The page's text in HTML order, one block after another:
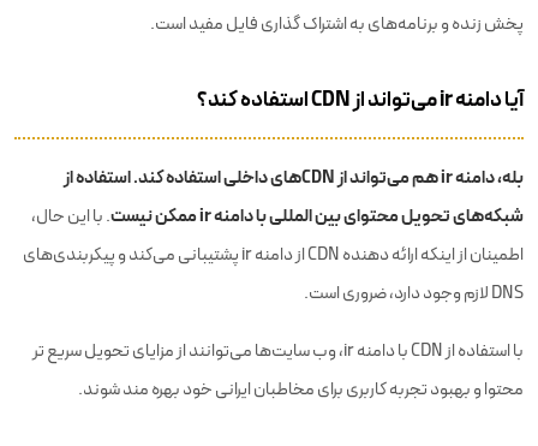
پخش زنده و برنامه‌های به اشتراک گذاری فایل مفید است.
آیا دامنه ir می‌تواند از CDN استفاده کند؟
بله، دامنه ir هم می‌تواند از CDNهای داخلی استفاده کند. استفاده از
شبکه‌های تحویل محتوای بین المللی با دامنه ir ممکن نیست
. با این حال،
اطمینان از اینکه ارائه‌ دهنده CDN از دامنه ir پشتیبانی می‌کند و پیکربندی‌های
DNS لازم وجود دارد، ضروری است.
با استفاده از CDN با دامنه ir، وب سایت‌ها می‌توانند از مزایای تحویل سریع تر
محتوا و بهبود تجربه کاربری برای مخاطبان ایرانی خود بهره مند شوند.